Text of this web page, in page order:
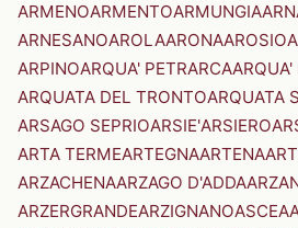
ARMENOARMENTOARMUNGIA
ARNESANOAROLAARONAAROSIO
ARPINOARQUA' PETRARCAARQUA'
ARQUATA DEL TRONTOARQUATA
ARSAGO SEPRIOARSIE'ARSIERO
ARTA TERMEARTEGNAARTENA
ARZACHENAARZAGO D'ADDA
ARZERGRANDEARZIGNANOASCEA